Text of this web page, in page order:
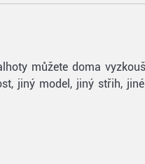
můžete doma
jiný model, jiný střih,